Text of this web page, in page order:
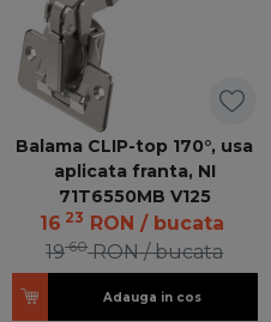
Balama CLIP-top 170°, usa
aplicata franta, NI
71T6550MB V125
16 23 RON / bucata
1960 RON / bucata
Adauga in cos